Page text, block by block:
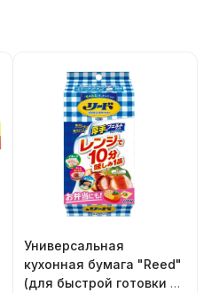
Универсальная
кухонная бумага "Reed"
(для быстрой готовки в